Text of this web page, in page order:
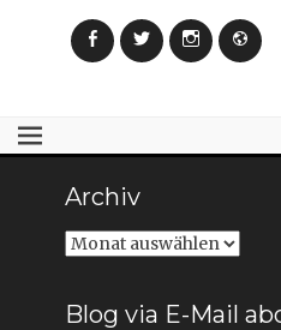
FacebookTwitter Instagram
Archiv
Archiv
Blog via E-Mail